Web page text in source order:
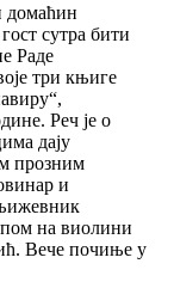
домаћин
сутра бити
Раде
три књиге
Реч је о
дају
прозним
и
на виолини
Вече почиње у